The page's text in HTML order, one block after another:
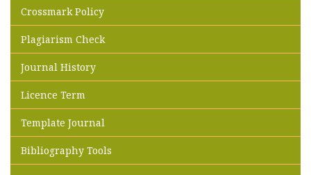
Crossmark Policy
Plagiarism Check
Journal History
Licence Term
Template Journal
Bibliography Tools